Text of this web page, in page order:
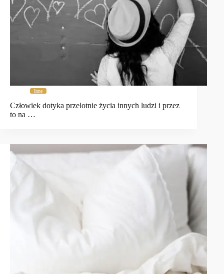
Inne
Człowiek dotyka przelotnie życia innych ludzi i przez
to na …